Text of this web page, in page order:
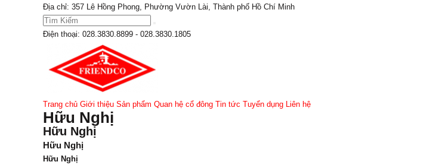
Địa chỉ: 357 Lê Hồng Phong, Phường Vườn Lài, Thành phố Hồ Chí Minh
Điện thoại: 028.3830.8899 - 028.3830.1805
Trang chủ Giới thiệu Sản phẩm Quan hệ cổ đông Tin tức Tuyển dụng Liên hệ
Hữu Nghị
Hữu Nghị
Hữu Nghị
Hữu Nghị